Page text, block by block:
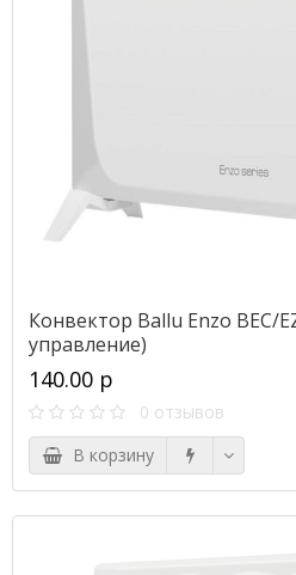
Конвектор Ballu Enzo BEC/
управление)
140.00 р
0 отзывов
В корзину